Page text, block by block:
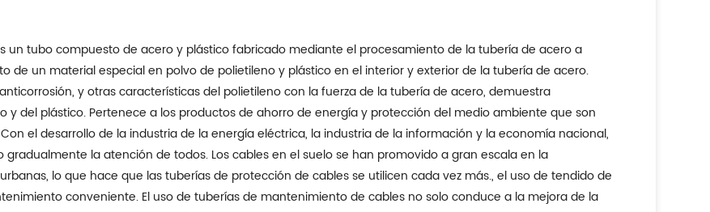
un tubo compuesto de acero y plástico fabricado mediante el procesamiento de la tubería de acero a
de un material especial en polvo de polietileno y plástico en el interior y exterior de la tubería de acero.
y otras características del polietileno con la fuerza de la tubería de acero, demuestra
del plástico. Pertenece a los productos de ahorro de energía y protección del medio ambiente que son
el desarrollo de la industria de la energía eléctrica, la industria de la información y la economía nacional,
la atención de todos. Los cables en el suelo se han promovido a gran escala en la
lo que hace que las tuberías de protección de cables se utilicen cada vez más., el uso de tendido de
conveniente. El uso de tuberías de mantenimiento de cables no solo conduce a la mejora de la